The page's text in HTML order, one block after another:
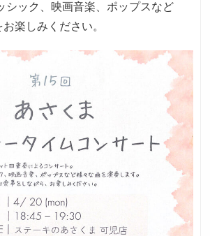
シック、映画音楽、ポップスなど
楽しみください。